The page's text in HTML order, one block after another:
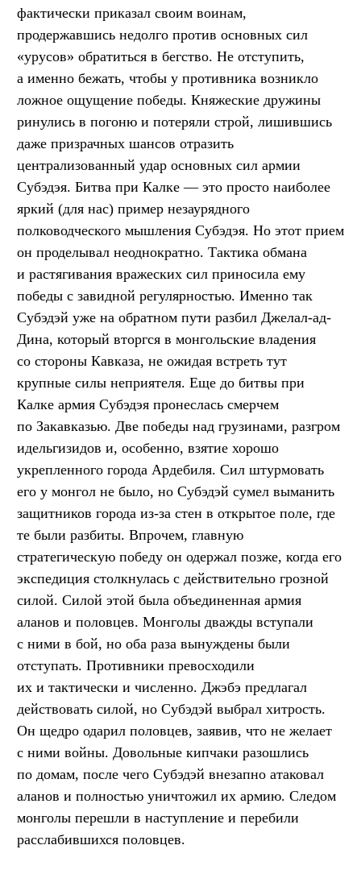
фактически приказал своим воинам,
продержавшись недолго против основных сил
«урусов» обратиться в бегство. Не отступить,
а именно бежать, чтобы у противника возникло
ложное ощущение победы. Княжеские дружины
ринулись в погоню и потеряли строй, лишившись
даже призрачных шансов отразить
централизованный удар основных сил армии
Субэдэя. Битва при Калке — это просто наиболее
яркий (для нас) пример незаурядного
полководческого мышления Субэдэя. Но этот прием
он проделывал неоднократно. Тактика обмана
и растягивания вражеских сил приносила ему
победы с завидной регулярностью. Именно так
Субэдэй уже на обратном пути разбил Джелал-ад-
Дина, который вторгся в монгольские владения
со стороны Кавказа, не ожидая встреть тут
крупные силы неприятеля. Еще до битвы при
Калке армия Субэдэя пронеслась смерчем
по Закавказью. Две победы над грузинами, разгром
идельгизидов и, особенно, взятие хорошо
укрепленного города Ардебиля. Сил штурмовать
его у монгол не было, но Субэдэй сумел выманить
защитников города из-за стен в открытое поле, где
те были разбиты. Впрочем, главную
стратегическую победу он одержал позже, когда его
экспедиция столкнулась с действительно грозной
силой. Силой этой была объединенная армия
аланов и половцев. Монголы дважды вступали
с ними в бой, но оба раза вынуждены были
отступать. Противники превосходили
их и тактически и численно. Джэбэ предлагал
действовать силой, но Субэдэй выбрал хитрость.
Он щедро одарил половцев, заявив, что не желает
с ними войны. Довольные кипчаки разошлись
по домам, после чего Субэдэй внезапно атаковал
аланов и полностью уничтожил их армию. Следом
монголы перешли в наступление и перебили
расслабившихся половцев.